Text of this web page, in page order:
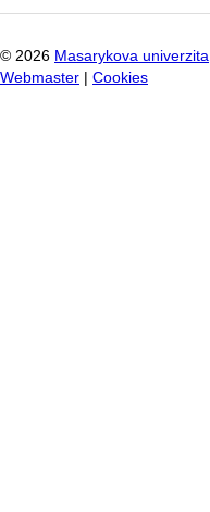
© 2026 Masarykova univerzita
Webmaster
Cookies